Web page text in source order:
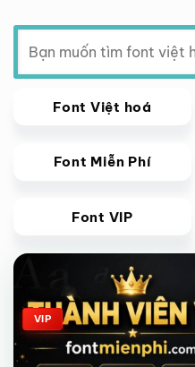
Tìm
kiếm:
Font Việt hoá
Font Miễn Phí
Font VIP
Giảm giá!
VIP